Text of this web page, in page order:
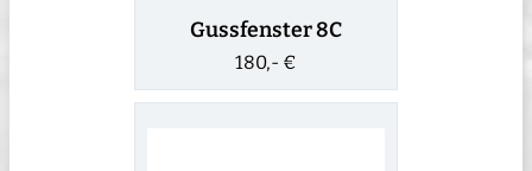
Gussfenster 8C
180,- €